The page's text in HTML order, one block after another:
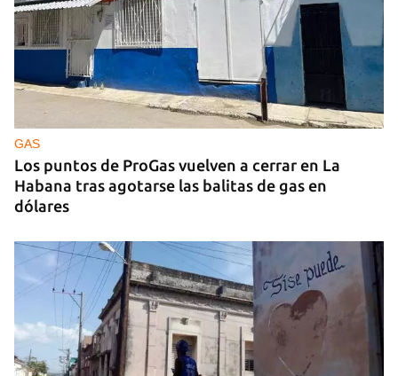
GAS
Los puntos de ProGas vuelven a cerrar en La
Habana tras agotarse las balitas de gas en
dólares